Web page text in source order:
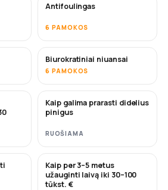
NETRUKUS
Antifoulingas
6 PAMOKOS
Biurokratiniai niuansai
6 PAMOKOS
NETRUKUS
Kaip galima prarasti didelius
pinigus
RUOŠIAMA
NAUJA
Kaip per 3–5 metus
užauginti laivą iki 30–100
tūkst. €